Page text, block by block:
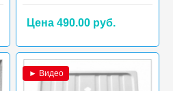
Цена 490.00 руб.
► Видео